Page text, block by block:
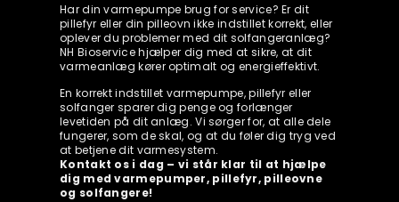
Har din varmepumpe brug for service? Er dit
pillefyr eller din pilleovn ikke indstillet korrekt, eller
oplever du problemer med dit solfangeranlæg?
NH Bioservice hjælper dig med at sikre, at dit
varmeanlæg kører optimalt og energieffektivt.
En korrekt indstillet varmepumpe, pillefyr eller
solfanger sparer dig penge og forlænger
levetiden på dit anlæg. Vi sørger for, at alle dele
fungerer, som de skal, og at du føler dig tryg ved
at betjene dit varmesystem.
Kontakt os i dag – vi står klar til at hjælpe
dig med varmepumper, pillefyr, pilleovne
og solfangere!